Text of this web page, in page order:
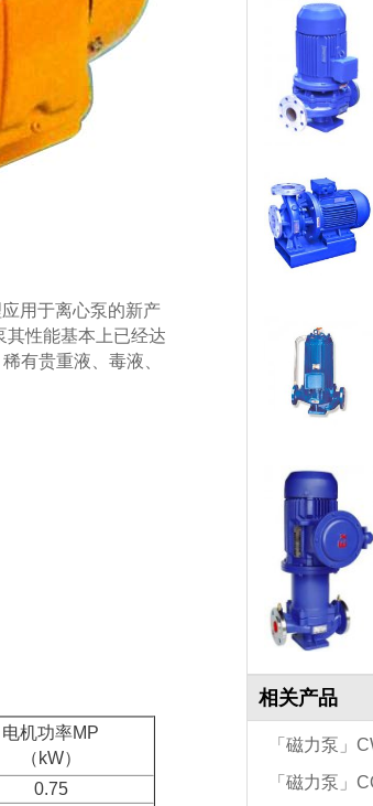
用于离心泵的新产
其性能基本上已经达
有贵重液、毒液、
电机功率MP
（kW）
0.75
相关产品
「磁力泵」
「磁力泵」